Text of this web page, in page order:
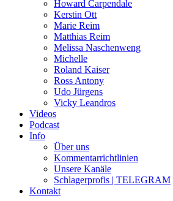
Howard Carpendale
Kerstin Ott
Marie Reim
Matthias Reim
Melissa Naschenweng
Michelle
Roland Kaiser
Ross Antony
Udo Jürgens
Vicky Leandros
Videos
Podcast
Info
Über uns
Kommentarrichtlinien
Unsere Kanäle
Schlagerprofis | TELEGRAM
Kontakt